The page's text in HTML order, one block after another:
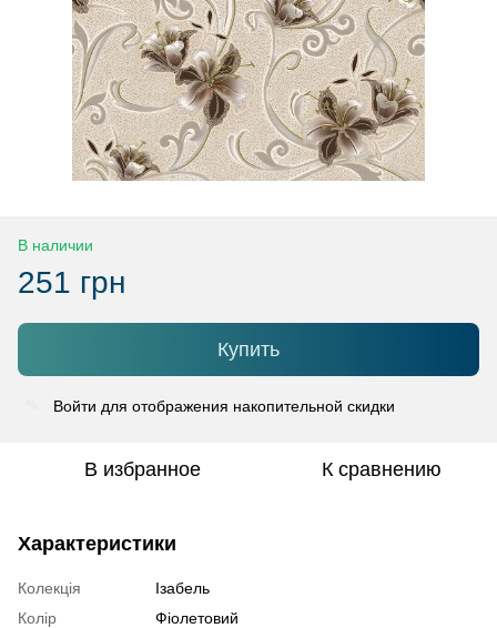
В наличии
251 грн
Купить
Войти для отображения накопительной скидки
В избранное К сравнению
Характеристики
Колекція
Ізабель
Колір
Фіолетовий